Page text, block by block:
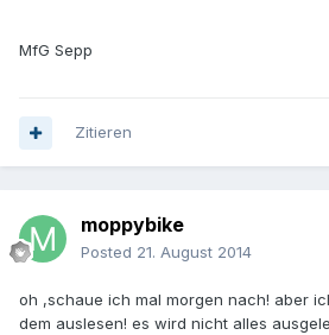
MfG Sepp
Zitieren
moppybike
Posted 21. August 2014
oh ,schaue ich mal morgen nach! aber
dem auslesen! es wird nicht alles